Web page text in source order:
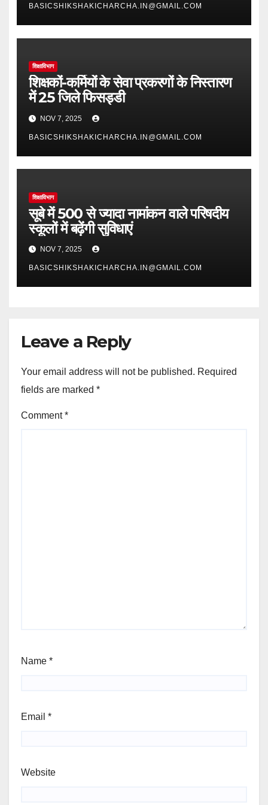
BASICSHIKSHAKICHARCHA.IN@GMAIL.COM
शिक्षाविभाग
शिक्षकों-कर्मियों के सेवा प्रकरणों के निस्तारण
में 25 जिले फिसड्डी
NOV 7, 2025
BASICSHIKSHAKICHARCHA.IN@GMAIL.COM
शिक्षाविभाग
सूबे में 500 से ज्यादा नामांकन वाले परिषदीय
स्कूलों में बढ़ेंगी सुविधाएं
NOV 7, 2025
BASICSHIKSHAKICHARCHA.IN@GMAIL.COM
Leave a Reply
Your email address will not be published. Required
fields are marked *
Comment*
Name *
Email *
Website